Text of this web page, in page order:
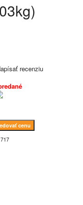
recenziu
cenu